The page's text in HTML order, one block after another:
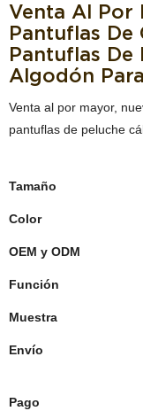
Venta Al Por
Pantuflas De
Pantuflas De
Algodón
Venta al por mayor,
pantuflas de peluche
Tamaño
Color
OEM y ODM
Función
Muestra
Envío
Pago